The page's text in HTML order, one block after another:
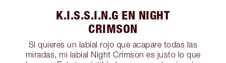
K.I.S.S.I.N.G EN NIGHT
CRIMSON
Si quieres un labial rojo que acapare todas las
miradas, mi labial Night Crimson es justo lo que